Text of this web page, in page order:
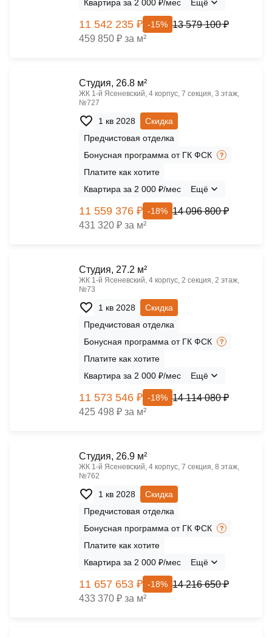
Квартира за 2 000 ₽/мес Ещё
11 542 235 ₽ -15% 13 579 100 ₽
459 850 ₽ за м²
Cтудия, 26.8 м²
ЖК 1‑й Ясеневский, 4 корпус, 7 секция, 3 этаж,
№727
1 кв 2028
Скидка
Предчистовая отделка
Бонусная программа от ГК ФСК
Платите как хотите
Квартира за 2 000 ₽/мес
Ещё
11 559 376 ₽ -18% 14 096 800 ₽
431 320 ₽ за м²
Cтудия, 27.2 м²
ЖК 1‑й Ясеневский, 4 корпус, 2 секция, 2 этаж,
№73
1 кв 2028
Скидка
Предчистовая отделка
Бонусная программа от ГК ФСК
Платите как хотите
Квартира за 2 000 ₽/мес
Ещё
11 573 546 ₽ -18% 14 114 080 ₽
425 498 ₽ за м²
Cтудия, 26.9 м²
ЖК 1‑й Ясеневский, 4 корпус, 7 секция, 8 этаж,
№762
1 кв 2028
Скидка
Предчистовая отделка
Бонусная программа от ГК ФСК
Платите как хотите
Квартира за 2 000 ₽/мес
Ещё
11 657 653 ₽ -18% 14 216 650 ₽
433 370 ₽ за м²